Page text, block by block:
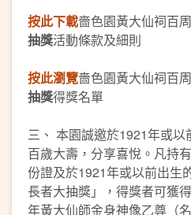
按此下載嗇色園黃大仙祠百
抽獎活動條款及細則
按此瀏覽嗇色園黃大仙祠百
抽獎得獎名單
三、 本園誠邀於1921年或
百歲大壽，分享喜悅。凡持
份證及於1921年或以前出生
長者大抽獎」，得獎者可獲
年黃大仙師金身神像乙尊（